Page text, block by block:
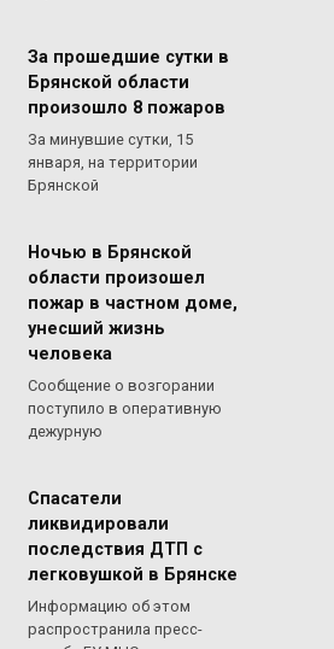
За прошедшие сутки в
Брянской области
произошло 8 пожаров
За минувшие сутки, 15
января, на территории
Брянской
Ночью в Брянской
области произошел
пожар в частном доме,
унесший жизнь
человека
Сообщение о возгорании
поступило в оперативную
дежурную
Спасатели
ликвидировали
последствия ДТП с
легковушкой в Брянске
Информацию об этом
распространила пресс-